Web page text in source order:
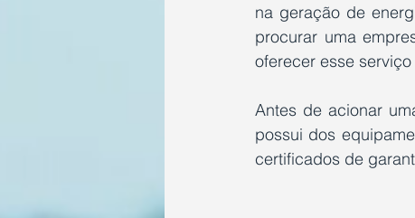
na geração de
procurar uma
oferecer esse
Antes de acionar
possui dos
certificados de